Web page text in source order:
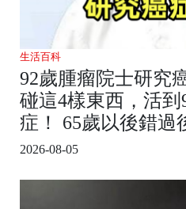
生活百科
92歲腫瘤院士研究
碰這4樣東西，活
症！ 65歲以後錯過
2026-08-05